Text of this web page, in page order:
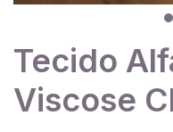
Tecido
Viscose